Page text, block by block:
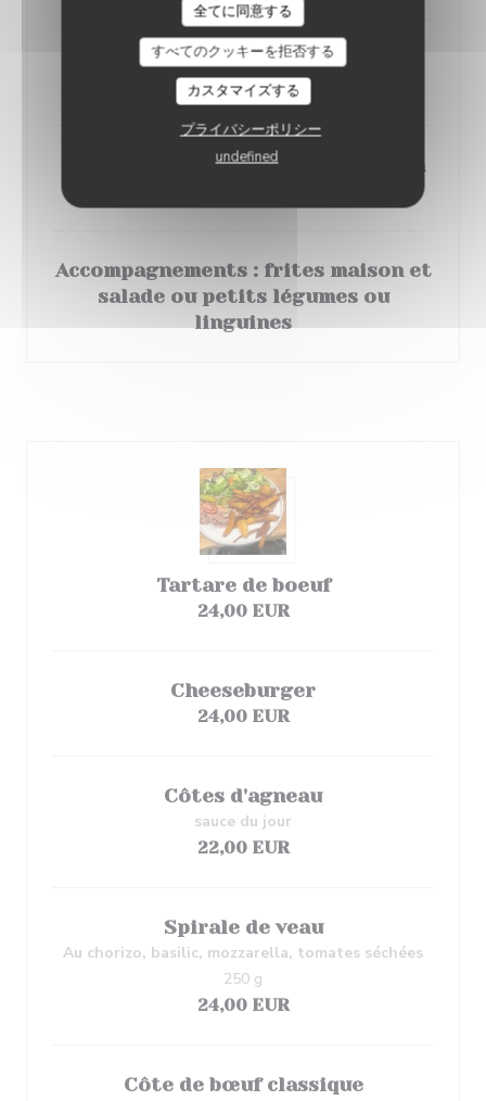
全てに同意する
すべてのクッキーを拒否する
カスタマイズする
プライバシーポリシー
undefined
Fish & Chips maison
24,00 EUR
Tentacules de Poulpes à la Plancha
Accompagnements : frites maison et
salade ou petits légumes ou
linguines
Tartare de boeuf
24,00 EUR
Cheeseburger
24,00 EUR
Côtes d'agneau
sauce du jour
22,00 EUR
Spirale de veau
Au chorizo, basilic, mozzarella, tomates séchées
24,00 EUR
250 g
Côte de bœuf classique
POUR UNE FOIS, BY JÉRÔME